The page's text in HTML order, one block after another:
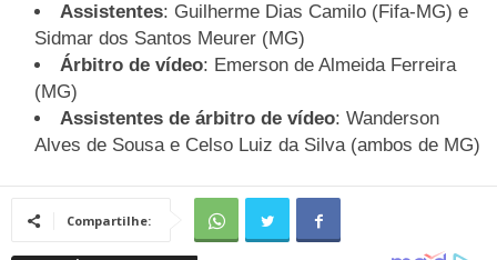
Assistentes: Guilherme Dias Camilo (Fifa-MG) e
Sidmar dos Santos Meurer (MG)
Árbitro de vídeo: Emerson de Almeida Ferreira
(MG)
Assistentes de árbitro de vídeo: Wanderson
Alves de Sousa e Celso Luiz da Silva (ambos de MG)
Compartilhe: